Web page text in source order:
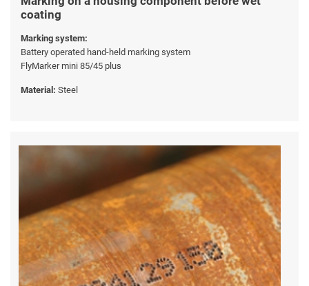
coating
Marking system:
Battery operated hand-held marking system
FlyMarker mini 85/45 plus
Material: Steel